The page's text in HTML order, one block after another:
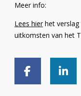
Meer info:
Lees hierhet verslag
uitkomsten van het